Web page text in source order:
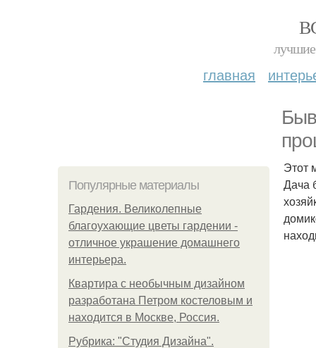
лучшие
главная
Популярные материалы
Гардения. Великолепные
благоухающие цветы гардении -
отличное украшение домашнего
интерьера.
Квартира с необычным дизайном
разработана Петром костеловым и
находится в Москве, Россия.
Рубрика: "Студия Дизайна".
Этот
Дача